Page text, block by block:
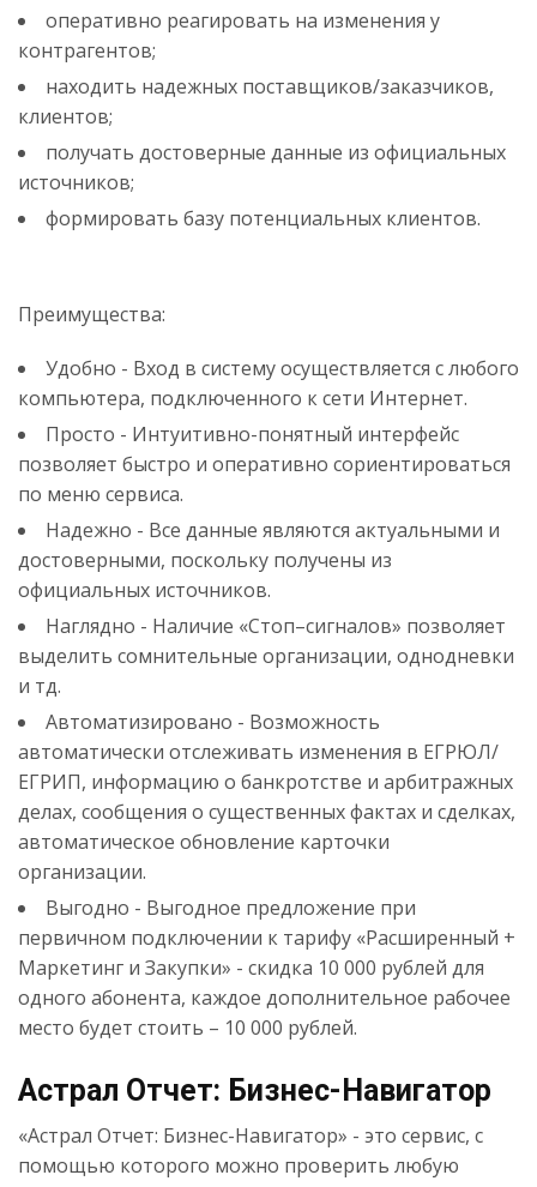
оперативно реагировать на изменения у
контрагентов;
находить надежных поставщиков/заказчиков,
клиентов;
получать достоверные данные из официальных
источников;
формировать базу потенциальных клиентов.
Преимущества:
Удобно - Вход в систему осуществляется с любого
компьютера, подключенного к сети Интернет.
Просто - Интуитивно-понятный интерфейс
позволяет быстро и оперативно сориентироваться
по меню сервиса.
Надежно - Все данные являются актуальными и
достоверными, поскольку получены из
официальных источников.
Наглядно - Наличие «Стоп–сигналов» позволяет
выделить сомнительные организации, однодневки
и тд.
Автоматизировано - Возможность
автоматически отслеживать изменения в ЕГРЮЛ/
ЕГРИП, информацию о банкротстве и арбитражных
делах, сообщения о существенных фактах и сделках,
автоматическое обновление карточки
организации.
Выгодно - Выгодное предложение при
первичном подключении к тарифу «Расширенный +
Маркетинг и Закупки» - скидка 10 000 рублей для
одного абонента, каждое дополнительное рабочее
место будет стоить – 10 000 рублей.
Астрал Отчет: Бизнес-Навигатор
«Астрал Отчет: Бизнес-Навигатор» - это сервис, с
помощью которого можно проверить любую